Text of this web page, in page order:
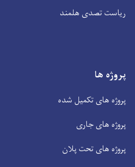
ریاست تصدی هلمند
پروژه ها
پروژه های تکمیل شده
پروژه های جاری
پروژه های تحت پلان